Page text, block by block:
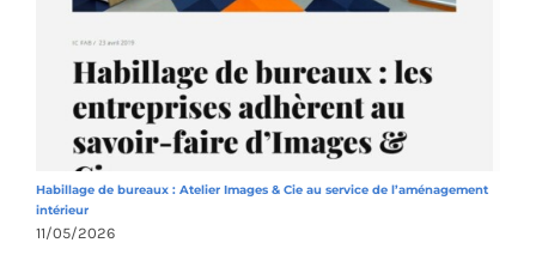
Habillage de bureaux : Atelier Images & Cie au service de l’aménagement
intérieur
11/05/2026